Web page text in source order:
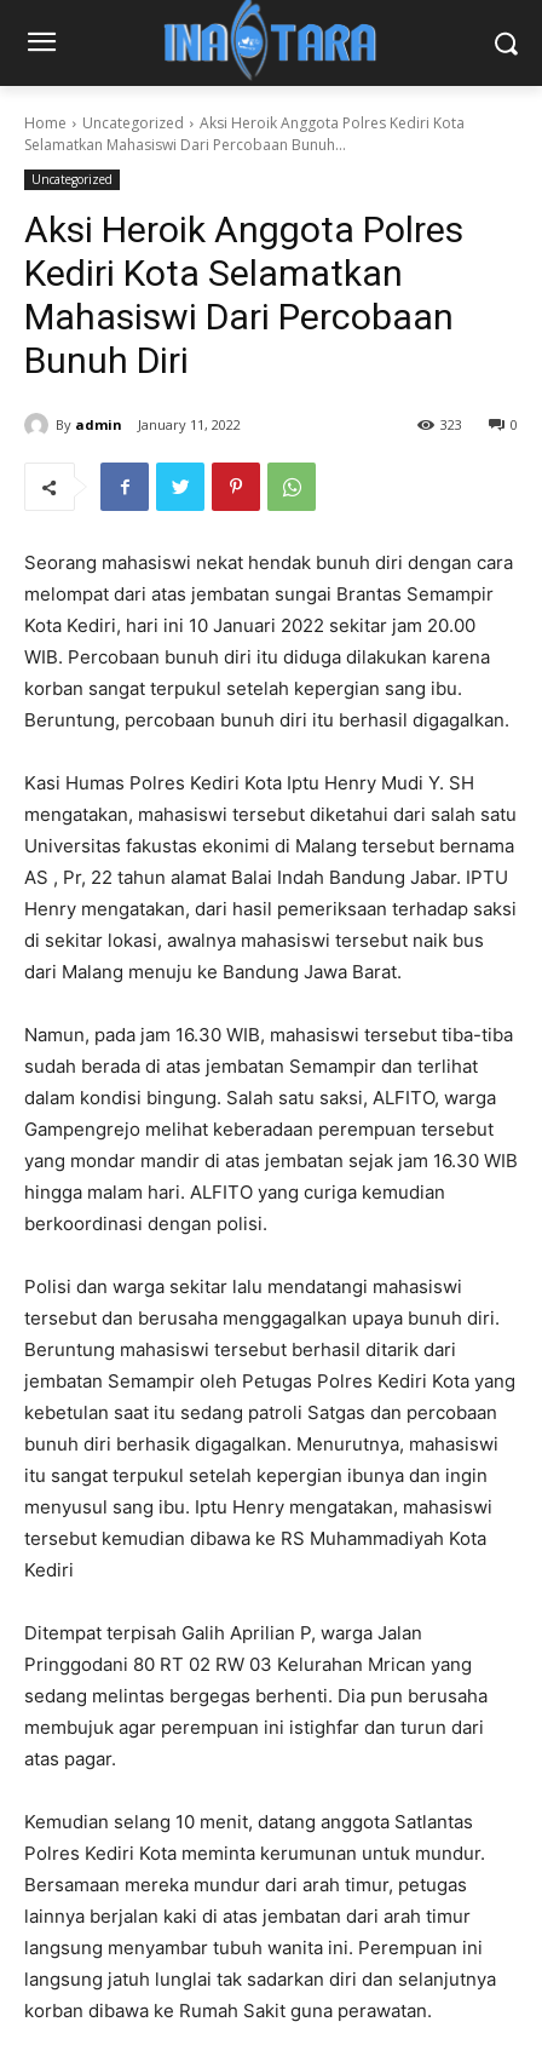
Home Uncategorized
Aksi Heroik Anggota Polres Kediri Kota
Selamatkan Mahasiswi Dari Percobaan Bunuh...
Uncategorized
Aksi Heroik Anggota Polres
Kediri Kota Selamatkan
Mahasiswi Dari Percobaan
Bunuh Diri
By admin January 11, 2022 0
323
Seorang mahasiswi nekat hendak bunuh diri dengan cara
melompat dari atas jembatan sungai Brantas Semampir
Kota Kediri, hari ini 10 Januari 2022 sekitar jam 20.00
WIB. Percobaan bunuh diri itu diduga dilakukan karena
korban sangat terpukul setelah kepergian sang ibu.
Beruntung, percobaan bunuh diri itu berhasil digagalkan.
Kasi Humas Polres Kediri Kota Iptu Henry Mudi Y. SH
mengatakan, mahasiswi tersebut diketahui dari salah satu
Universitas fakustas ekonimi di Malang tersebut bernama
AS , Pr, 22 tahun alamat Balai Indah Bandung Jabar. IPTU
Henry mengatakan, dari hasil pemeriksaan terhadap saksi
di sekitar lokasi, awalnya mahasiswi tersebut naik bus
dari Malang menuju ke Bandung Jawa Barat.
Namun, pada jam 16.30 WIB, mahasiswi tersebut tiba-tiba
sudah berada di atas jembatan Semampir dan terlihat
dalam kondisi bingung. Salah satu saksi, ALFITO, warga
Gampengrejo melihat keberadaan perempuan tersebut
yang mondar mandir di atas jembatan sejak jam 16.30 WIB
hingga malam hari. ALFITO yang curiga kemudian
berkoordinasi dengan polisi.
Polisi dan warga sekitar lalu mendatangi mahasiswi
tersebut dan berusaha menggagalkan upaya bunuh diri.
Beruntung mahasiswi tersebut berhasil ditarik dari
jembatan Semampir oleh Petugas Polres Kediri Kota yang
kebetulan saat itu sedang patroli Satgas dan percobaan
bunuh diri berhasik digagalkan. Menurutnya, mahasiswi
itu sangat terpukul setelah kepergian ibunya dan ingin
menyusul sang ibu. Iptu Henry mengatakan, mahasiswi
tersebut kemudian dibawa ke RS Muhammadiyah Kota
Kediri
Ditempat terpisah Galih Aprilian P, warga Jalan
Pringgodani 80 RT 02 RW 03 Kelurahan Mrican yang
sedang melintas bergegas berhenti. Dia pun berusaha
membujuk agar perempuan ini istighfar dan turun dari
atas pagar.
Kemudian selang 10 menit, datang anggota Satlantas
Polres Kediri Kota meminta kerumunan untuk mundur.
Bersamaan mereka mundur dari arah timur, petugas
lainnya berjalan kaki di atas jembatan dari arah timur
langsung menyambar tubuh wanita ini. Perempuan ini
langsung jatuh lunglai tak sadarkan diri dan selanjutnya
korban dibawa ke Rumah Sakit guna perawatan.